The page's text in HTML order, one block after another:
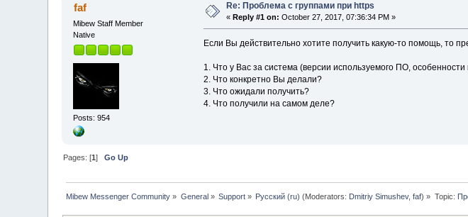
faf
Mibew Staff Member
Native
Posts: 954
Re: Проблема с группами при https
«Reply #1 on: October 27, 2017, 07:36:34 PM »
Если Вы действительно хотите получить какую-то помощь, то
1. Что у Вас за система (версии используемого ПО,
2. Что конкретно Вы делали?
3. Что ожидали получить?
4. Что получили на самом деле?
Pages: [1]Go Up
Mibew Messenger Community » General» Support » Русский (ru) (Moderators: Dmitriy Simushev,faf) » Topic: